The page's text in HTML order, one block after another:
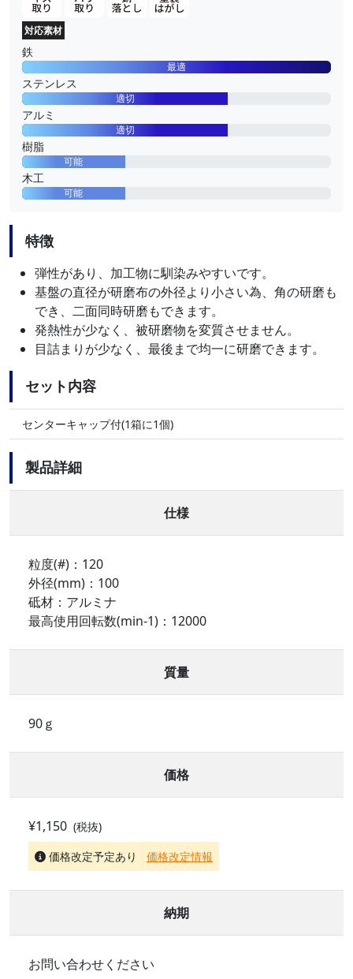
対応素材
鉄
最適
ステンレス
適切
アルミ
適切
樹脂
可能
木工
可能
特徴
弾性があり、加工物に馴染みやすいです。
基盤の直径が研磨布の外径より小さい為、角の研磨も
でき、二面同時研磨もできます。
発熱性が少なく、被研磨物を変質させません。
目詰まりが少なく、最後まで均一に研磨できます。
セット内容
センターキャップ付(1箱に1個)
製品詳細
仕様
粒度(#)：120
外径(mm)：100
砥材：アルミナ
最高使用回転数(min-1)：12000
質量
90ｇ
価格
¥1,150 (税抜)
価格改定予定あり
価格改定情報
納期
お問い合わせください